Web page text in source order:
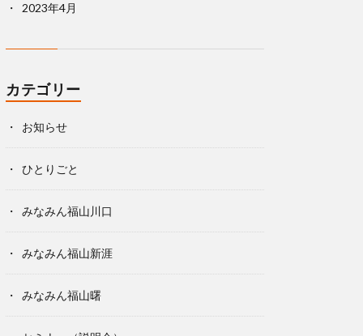
2023年4月
カテゴリー
お知らせ
ひとりごと
みなみん福山川口
みなみん福山新涯
みなみん福山曙